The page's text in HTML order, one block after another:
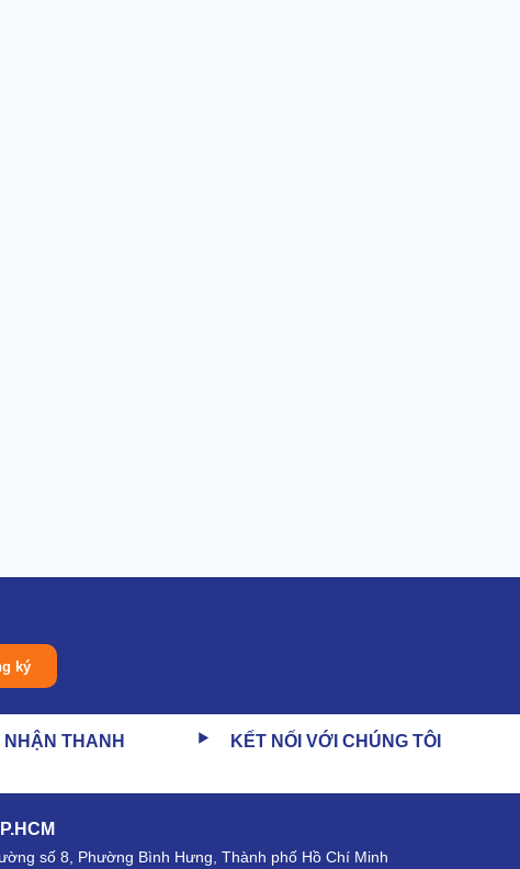
ký
THANH
KẾT NỐI VỚI CHÚNG TÔI
số 8, Phường Bình Hưng, Thành phố Hồ Chí Minh